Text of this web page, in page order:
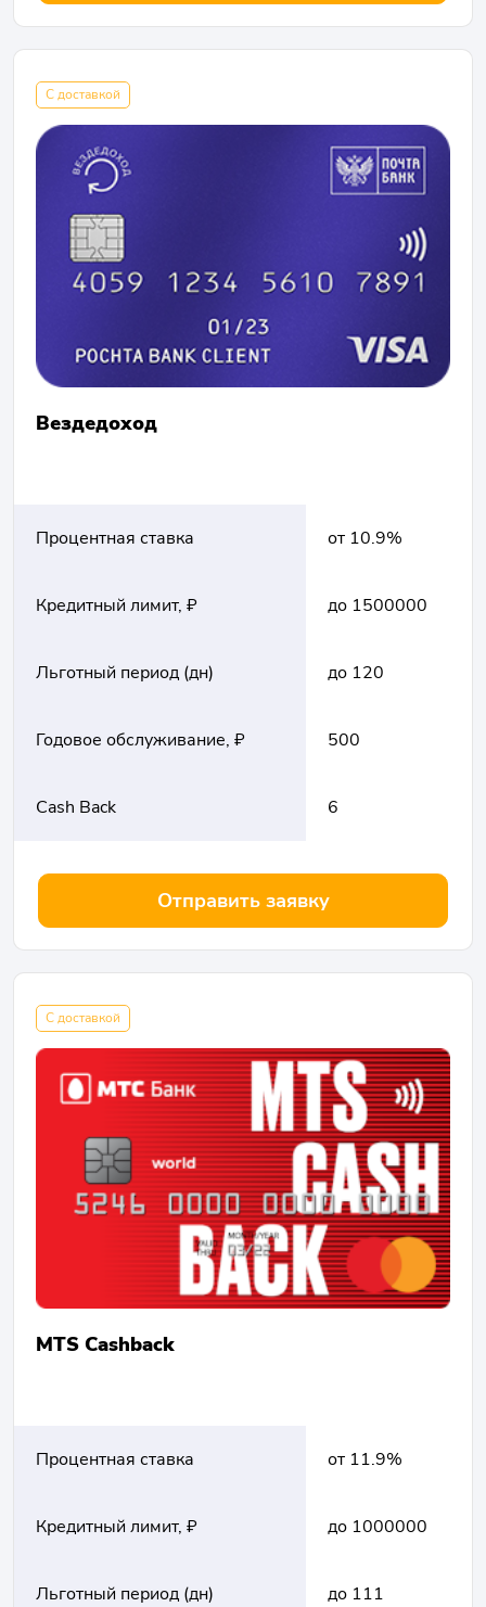
С доставкой
Вездедоход
Процентная ставка от 10.9%
Кредитный лимит, ₽ до 1500000
Льготный период (дн) до 120
Годовое обслуживание, ₽ 500
Cash Back 6
Отправить заявку
С доставкой
MTS Cashback
Процентная ставка от 11.9%
Кредитный лимит, ₽ до 1000000
Льготный период (дн) до 111